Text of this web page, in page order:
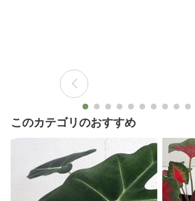
このカテゴリのおすすめ